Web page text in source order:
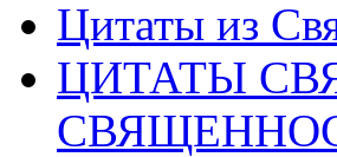
Цитаты из
ЦИТАТЫ